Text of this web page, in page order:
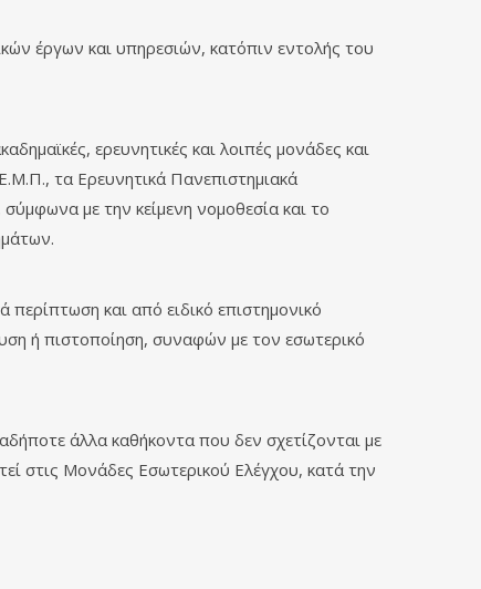
έργων και υπηρεσιών, κατόπιν εντολής του
ερευνητικές και λοιπές μονάδες και
τα Ερευνητικά Πανεπιστημιακά
με την κείμενη νομοθεσία και το
και από ειδικό επιστημονικό
ή πιστοποίηση, συναφών με τον εσωτερικό
άλλα καθήκοντα που δεν σχετίζονται με
στις Μονάδες Εσωτερικού Ελέγχου, κατά την